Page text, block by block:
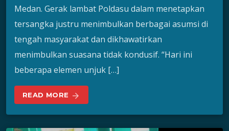
Medan. Gerak lambat Poldasu dalam menetapkan
tersangka justru menimbulkan berbagai asumsi di
tengah masyarakat dan dikhawatirkan
menimbulkan suasana tidak kondusif. “Hari ini
beberapa elemen unjuk […]
READ MORE arrow_forward